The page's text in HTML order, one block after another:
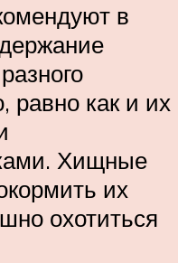
в
равно как и их
Хищные
их
охотиться